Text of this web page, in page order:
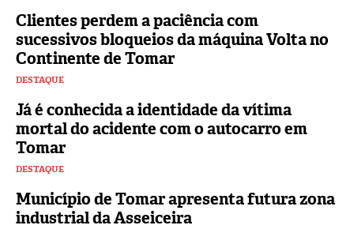
Clientes perdem a paciência com
sucessivos bloqueios da máquina Volta no
Continente de Tomar
DESTAQUE
Já é conhecida a identidade da vítima
mortal do acidente com o autocarro em
Tomar
DESTAQUE
Município de Tomar apresenta futura zona
industrial da Asseiceira